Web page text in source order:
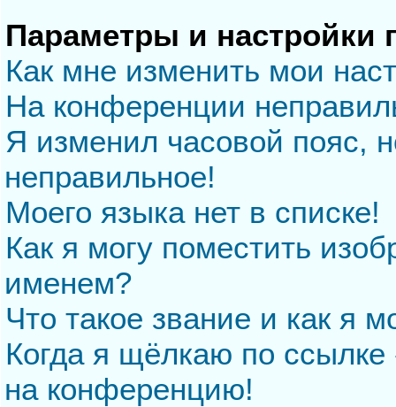
Параметры и настройки
Как мне изменить мои
На конференции
Я изменил часовой пояс,
неправильное!
Моего языка нет в списке!
Как я могу поместить
именем?
Что такое звание и как я
Когда я щёлкаю по
на конференцию!